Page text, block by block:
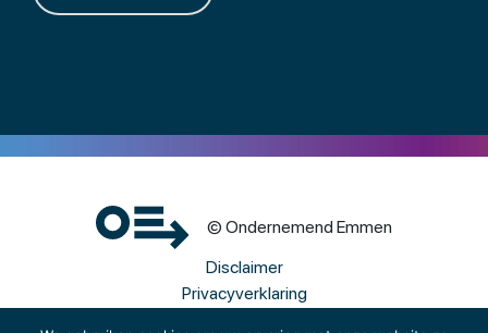
© Ondernemend Emmen
Disclaimer
Privacyverklaring